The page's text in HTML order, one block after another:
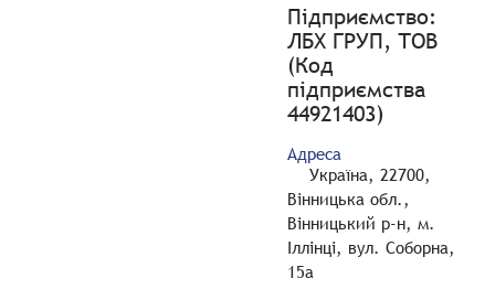
Підприємство:
ЛБХ ГРУП, ТОВ
(Код
підприємства
44921403)
Адреса
Україна, 22700,
Вінницька обл.,
Вінницький р-н, м.
Іллінці, вул. Соборна,
15а